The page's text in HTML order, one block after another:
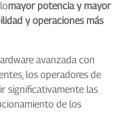
mayor potencia y mayor
y operaciones más
avanzada con
los operadores de
significativamente las
de los